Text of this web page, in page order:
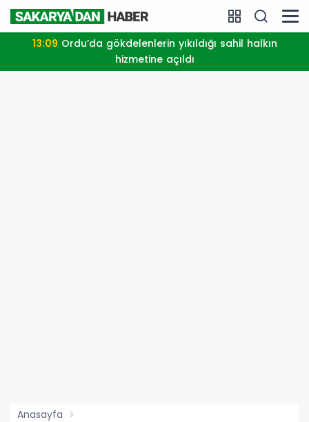
11:38Çocuklar Güvende ekipleri 9 bin 842 çocuğu
spora ve sosyal faaliyetlere
Anasayfa